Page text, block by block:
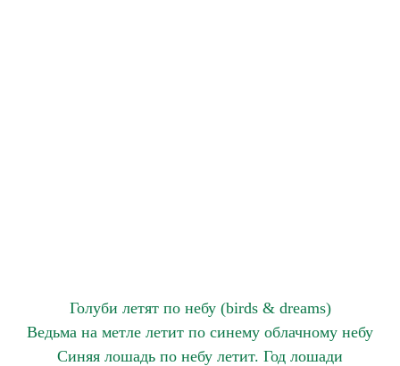
Голуби летят по небу (birds & dreams)
Ведьма на метле летит по синему облачному небу
Синяя лошадь по небу летит. Год лошади